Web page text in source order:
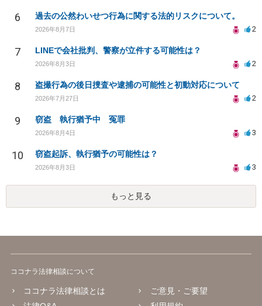
6 過去の公然わいせつ行為に関する法的リスクについて。
2026年8月7日 2
7 LINEで会社批判、警察が立件する可能性は？
2026年8月3日 2
8 盗撮行為の後日捜査や逮捕の可能性と初動対応について
2026年7月27日 2
9 窃盗 執行猶予中 冤罪
2026年8月4日 3
10 窃盗起訴、執行猶予の可能性は？
2026年8月3日 3
もっと見る
ココナラ法律相談について
ココナラ法律相談とは
ご意見・ご要望